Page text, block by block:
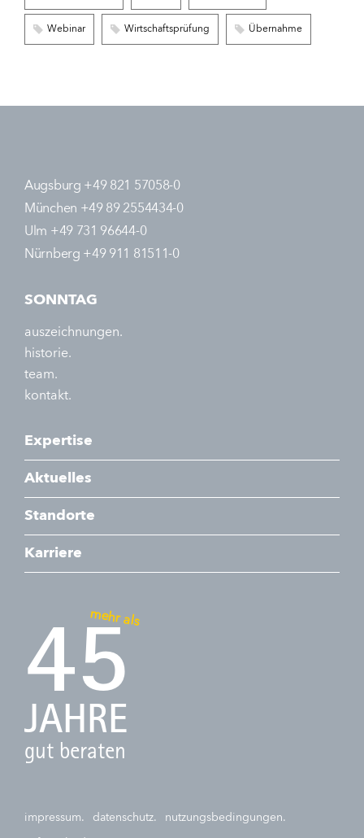
Webinar Wirtschaftsprüfung Übernahme
Augsburg +49 821 57058-0
München +49 89 2554434-0
Ulm +49 731 96644-0
Nürnberg +49 911 81511-0
SONNTAG
auszeichnungen.
historie.
team.
kontakt.
Expertise
Aktuelles
Standorte
Karriere
mehr als
45
JAHRE
gut beraten
impressum. datenschutz. nutzungsbedingungen.